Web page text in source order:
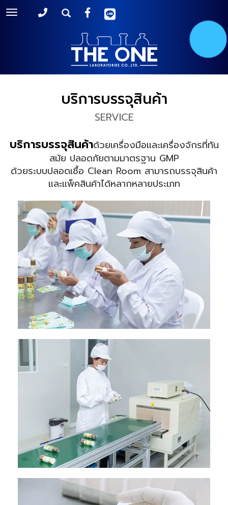
Toggle
บริการบรรจุสินค้า
SERVICE
บริการบรรจุสินค้าด้วยเครื่องมือและเครื่องจักรที่ทัน
สมัย ปลอดภัยตามมาตรฐาน GMP
ด้วยระบบปลอดเชื้อ Clean Room สามารถบรรจุสินค้า
และแพ็คสินค้าได้หลากหลายประเภท